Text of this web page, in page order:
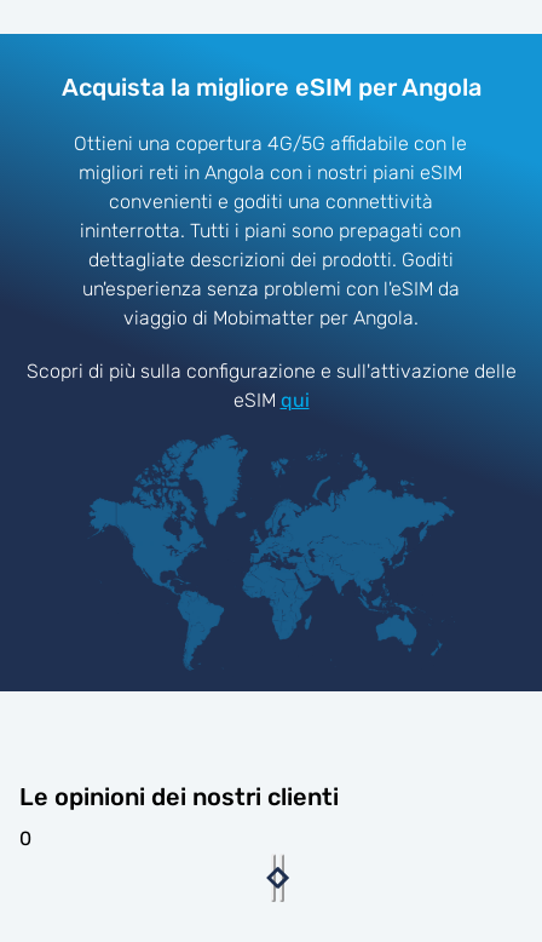
Acquista la migliore eSIM per Angola
Ottieni una copertura 4G/5G affidabile con le
migliori reti in Angola con i nostri piani eSIM
convenienti e goditi una connettività
ininterrotta. Tutti i piani sono prepagati con
dettagliate descrizioni dei prodotti. Goditi
un'esperienza senza problemi con l'eSIM da
viaggio di Mobimatter per Angola.
Scopri di più sulla configurazione e sull'attivazione delle
eSIM qui
Le opinioni dei nostri clienti
0